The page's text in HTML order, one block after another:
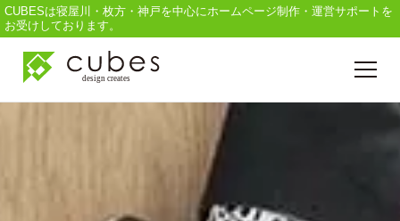
CUBESは寝屋川・枚方・神戸を中心にホームページ制作・運営サポートを
お受けしております。
ホームページ制作